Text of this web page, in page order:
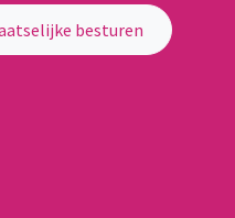
besturen